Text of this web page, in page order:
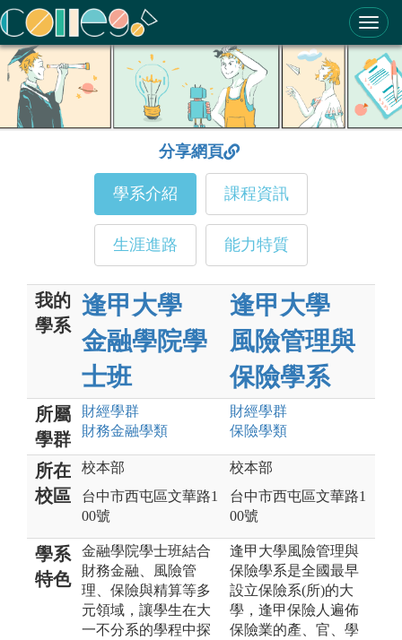
ColleGo! 大學選才與高中育才輔助系統
分享網頁
學系介紹 課程資訊
生涯進路 能力特質
我的
學系
逢甲大學
金融學院學
士班
逢甲大學
風險管理與
保險學系
所屬
學群
財經學群
財務金融學類
財經學群
保險學類
所在
校區
校本部
台中市西屯區文華路1
00號
校本部
台中市西屯區文華路1
00號
學系
特色
金融學院學士班結合
財務金融、風險管
理、保險與精算等多
元領域，讓學生在大
一不分系的學程中探
逢甲大學風險管理與
保險學系是全國最早
設立保險系(所)的大
學，逢甲保險人遍佈
保險業的產、官、學